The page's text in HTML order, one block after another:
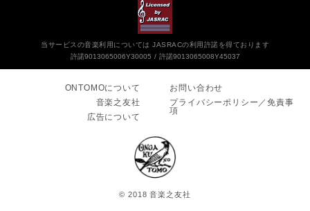
当サービスの音楽利用については JASRACの利用許諾を得ております
許諾9013065006Y30005
許諾9013065008Y45037
ONTOMOについて
音楽之友社
広告について
お問い合わせ
プライバシーポリシー／免責事
項
© 2018 音楽之友社